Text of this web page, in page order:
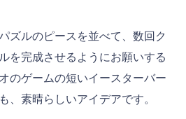
ズルのピースを並べて、数回ク
を完成させるようにお願いする
のゲームの短いイースターバー
、素晴らしいアイデアです。